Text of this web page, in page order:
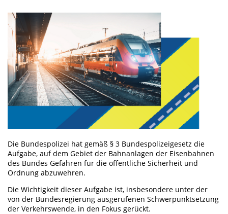
Die Bundespolizei hat gemäß § 3 Bundespolizeigesetz die
Aufgabe, auf dem Gebiet der Bahnanlagen der Eisenbahnen
des Bundes Gefahren für die öffentliche Sicherheit und
Ordnung abzuwehren.
Die Wichtigkeit dieser Aufgabe ist, insbesondere unter der
von der Bundesregierung ausgerufenen Schwerpunktsetzung
der Verkehrswende, in den Fokus gerückt.